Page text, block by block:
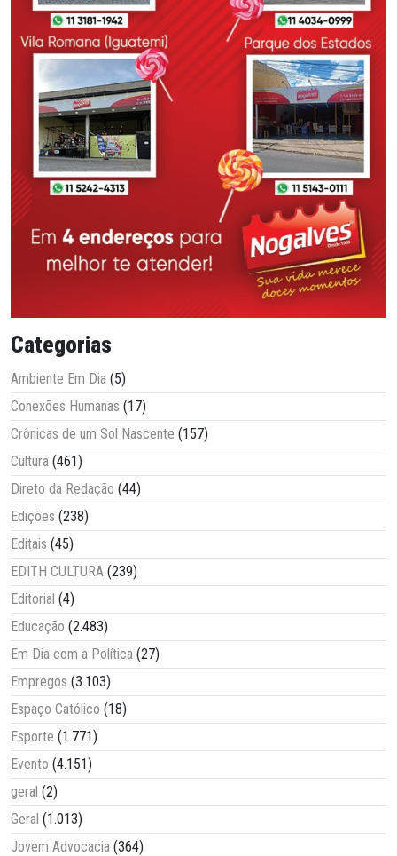
Categorias
Ambiente Em Dia (5)
Conexões Humanas (17)
Crônicas de um Sol Nascente (157)
Cultura (461)
Direto da Redação (44)
Edições (238)
Editais (45)
EDITH CULTURA (239)
Editorial (4)
Educação (2.483)
Em Dia com a Política (27)
Empregos (3.103)
Espaço Católico (18)
Esporte (1.771)
Evento (4.151)
geral (2)
Geral (1.013)
Jovem Advocacia (364)